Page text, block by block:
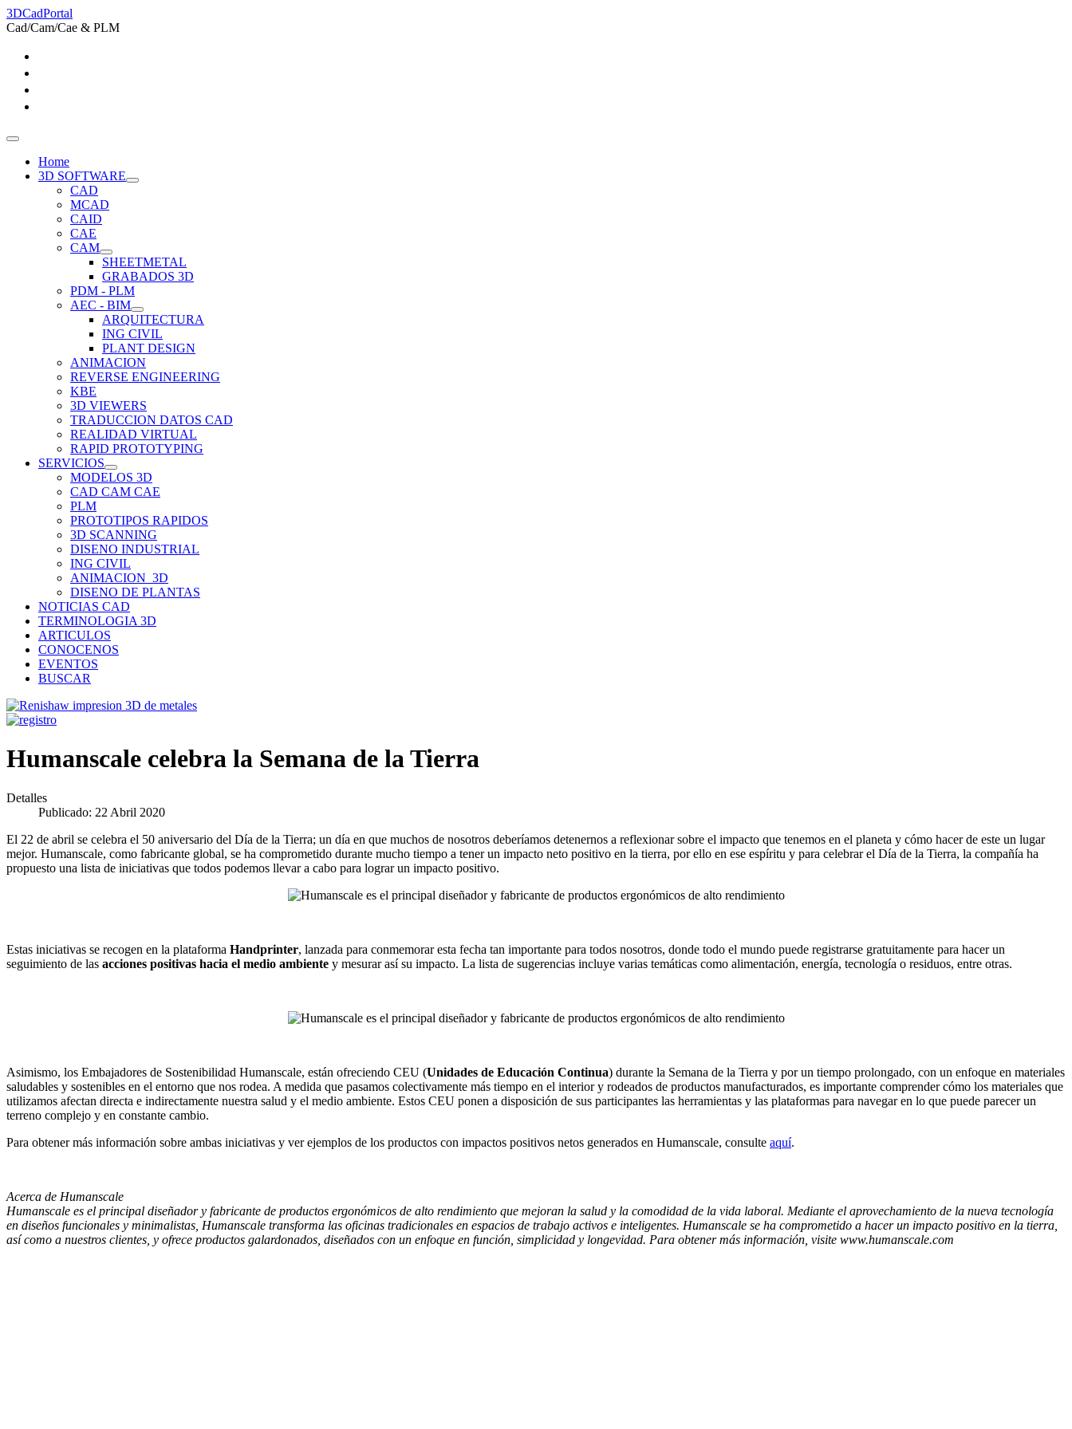
3DCadPortal
Cad/Cam/Cae & PLM
Home
3D SOFTWARE
CAD
MCAD
CAID
CAE
CAM
SHEETMETAL
GRABADOS 3D
PDM - PLM
AEC - BIM
ARQUITECTURA
ING CIVIL
PLANT DESIGN
ANIMACION
REVERSE ENGINEERING
KBE
3D VIEWERS
TRADUCCION DATOS CAD
REALIDAD VIRTUAL
RAPID PROTOTYPING
SERVICIOS
MODELOS 3D
CAD CAM CAE
PLM
PROTOTIPOS RAPIDOS
3D SCANNING
DISENO INDUSTRIAL
ING CIVIL
ANIMACION_3D
DISENO DE PLANTAS
NOTICIAS CAD
TERMINOLOGIA 3D
ARTICULOS
CONOCENOS
EVENTOS
BUSCAR
Humanscale celebra la Semana de la Tierra
Detalles
Publicado: 22 Abril 2020
El 22 de abril se celebra el 50 aniversario del Día de la Tierra; un día en que muchos de nosotros deberíamos detenernos a reflexionar sobre el impacto que tenemos en el planeta y cómo hacer de este un lugar
mejor. Humanscale, como fabricante global, se ha comprometido durante mucho tiempo a tener un impacto neto positivo en la tierra, por ello en ese espíritu y para celebrar el Día de la Tierra, la compañía ha
propuesto una lista de iniciativas que todos podemos llevar a cabo para lograr un impacto positivo.
Estas iniciativas se recogen en la plataforma Handprinter, lanzada para conmemorar esta fecha tan importante para todos nosotros, donde todo el mundo puede registrarse gratuitamente para hacer un
seguimiento de las acciones positivas hacia el medio ambiente y mesurar así su impacto. La lista de sugerencias incluye varias temáticas como alimentación, energía, tecnología o residuos, entre otras.
Asimismo, los Embajadores de Sostenibilidad Humanscale, están ofreciendo CEU (Unidades de Educación Continua) durante la Semana de la Tierra y por un tiempo prolongado, con un enfoque en materiales
saludables y sostenibles en el entorno que nos rodea. A medida que pasamos colectivamente más tiempo en el interior y rodeados de productos manufacturados, es importante comprender cómo los materiales que
utilizamos afectan directa e indirectamente nuestra salud y el medio ambiente. Estos CEU ponen a disposición de sus participantes las herramientas y las plataformas para navegar en lo que puede parecer un
terreno complejo y en constante cambio.
Para obtener más información sobre ambas iniciativas y ver ejemplos de los productos con impactos positivos netos generados en Humanscale, consulte aquí.
Acerca de Humanscale
Humanscale es el principal diseñador y fabricante de productos ergonómicos de alto rendimiento que mejoran la salud y la comodidad de la vida laboral. Mediante el aprovechamiento de la nueva tecnología
en diseños funcionales y minimalistas, Humanscale transforma las oficinas tradicionales en espacios de trabajo activos e inteligentes. Humanscale se ha comprometido a hacer un impacto positivo en la tierra,
así como a nuestros clientes, y ofrece productos galardonados, diseñados con un enfoque en función, simplicidad y longevidad. Para obtener más información, visite www.humanscale.com